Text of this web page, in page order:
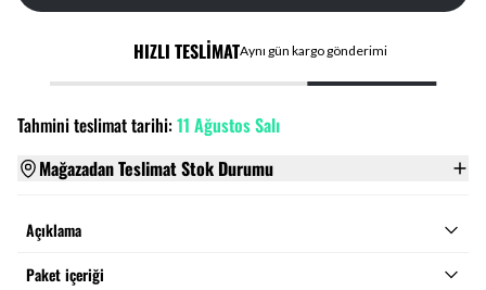
HIZLI TESLİMATAynı gün kargo gönderimi
Tahmini teslimat tarihi:11 Ağustos Salı
Mağazadan Teslimat Stok Durumu
Açıklama
Paket içeriği